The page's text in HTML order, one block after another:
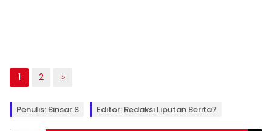
1 2 »
Penulis: Binsar S Editor: Redaksi Liputan Berita7